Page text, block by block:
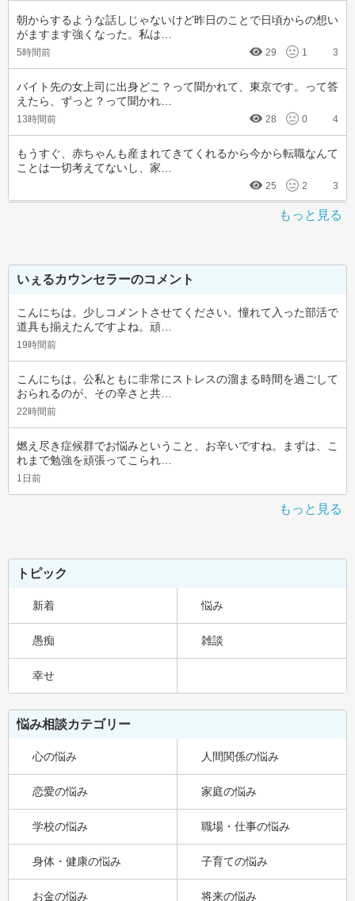
朝からするような話しじゃないけど昨日のことで日頃からの想い
がますます強くなった。私は…
5時間前 29 1 3
バイト先の女上司に出身どこ？って聞かれて、東京です。って答
えたら、ずっと？って聞かれ…
13時間前 28 0 4
もうすぐ、赤ちゃんも産まれてきてくれるから今から転職なんて
ことは一切考えてないし、家…
25 2 3
もっと見る
いぇるカウンセラーのコメント
こんにちは。少しコメントさせてください。憧れて入った部活で
道具も揃えたんですよね。頑…
19時間前
こんにちは。公私ともに非常にストレスの溜まる時間を過ごして
おられるのが、その辛さと共…
22時間前
燃え尽き症候群でお悩みということ、お辛いですね。まずは、こ
れまで勉強を頑張ってこられ…
1日前
もっと見る
トピック
新着 悩み
愚痴 雑談
幸せ
悩み相談カテゴリー
心の悩み 人間関係の悩み
恋愛の悩み 家庭の悩み
学校の悩み 職場・仕事の悩み
身体・健康の悩み 子育ての悩み
お金の悩み 将来の悩み